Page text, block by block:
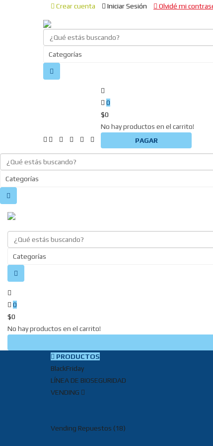
Crear cuenta Iniciar Sesión Olvidé mi
0
$0
No hay productos en el carrito!
PAGAR
0
$0
No hay productos en el carrito!
PRODUCTOS
BlackFriday
LÍNEA DE BIOSEGURIDAD
VENDING
Vending Repuestos (18)